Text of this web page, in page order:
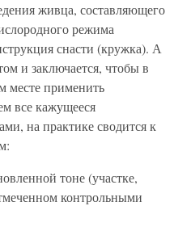
живца, составляющего
режима
снасти (кружка). А
и заключается, чтобы в
применить
все кажущееся
на практике сводится к
тоне (участке,
контрольными